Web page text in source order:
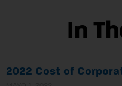
In
2022 Cost of